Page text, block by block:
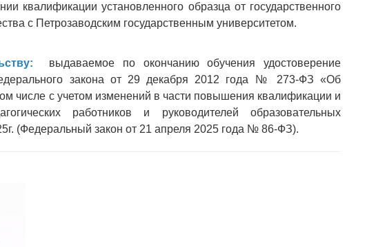
квалификации установленного образца от государственного
с Петрозаводским государственным университетом.
выдаваемое по окончанию обучения удостоверение
закона от 29 декабря 2012 года № 273-ФЗ «Об
числе с учетом изменений в части повышения квалификации и
работников и руководителей образовательных
(Федеральный закон от 21 апреля 2025 года № 86-ФЗ).